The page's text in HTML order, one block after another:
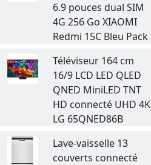
6.9 pouces dual SIM
4G 256 Go XIAOMI
Redmi 15C Bleu Pack
Téléviseur 164 cm
16/9 LCD LED QLED
QNED MiniLED TNT
HD connecté UHD 4K
LG 65QNED86B
Lave-vaisselle 13
couverts connecté